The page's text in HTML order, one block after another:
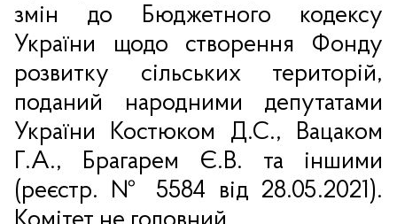
змін до Бюджетного кодексу
України щодо створення Фонду
розвитку сільських територій,
поданий народними депутатами
України Костюком Д.С., Вацаком
Г.А., Брагарем Є.В. та іншими
(реєстр. № 5584 від 28.05.2021).